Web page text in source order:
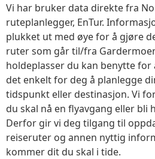
Vi har bruker data direkte fra
ruteplanlegger, EnTur.
plukket ut med øye for å gjøre
ruter som går til/fra
holdeplasser du kan benytte
det enkelt for deg å planlegge
tidspunkt eller destinasjon. Vi
du skal nå en flyavgang eller bli
Derfor gir vi deg tilgang til
reiseruter og annen nyttig
kommer dit du skal i tide.